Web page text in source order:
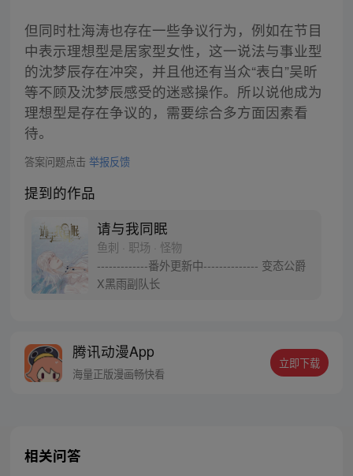
但同时杜海涛也存在一些争议行为，例如在节目
中表示理想型是居家型女性，这一说法与事业型
的沈梦辰存在冲突，并且他还有当众“表白”吴昕
等不顾及沈梦辰感受的迷惑操作。所以说他成为
理想型是存在争议的，需要综合多方面因素看
待。
答案问题点击 举报反馈
提到的作品
请与我同眠
鱼刺 · 职场 · 怪物
-------------番外更新中-------------- 变态公爵
X黑雨副队长
腾讯动漫App
海量正版漫画畅快看
立即下载
相关问答